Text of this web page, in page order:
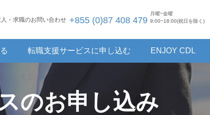
・求職のお問い合わせ +855 (0)87 408 479
月曜~金曜
9:00~18:00(祝日を除く)
転職支援サービスに申し込む ENJOY CDL
のお申し込み